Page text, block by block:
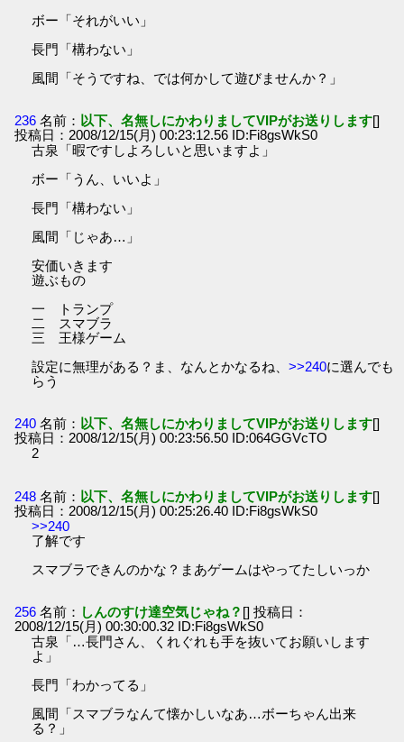
ボー「それがいい」
長門「構わない」
風間「そうですね、では何かして遊びませんか？」
236 名前： 以下、名無しにかわりましてVIPがお送りします[]
投稿日：2008/12/15(月) 00:23:12.56 ID:Fi8gsWkS0
古泉「暇ですしよろしいと思いますよ」
ボー「うん、いいよ」
長門「構わない」
風間「じゃあ…」
安価いきます
遊ぶもの
一 トランプ
二 スマブラ
三 王様ゲーム
設定に無理がある？ま、なんとかなるね、>>240に選んでも
らう
240 名前： 以下、名無しにかわりましてVIPがお送りします[]
投稿日：2008/12/15(月) 00:23:56.50 ID:064GGVcTO
2
248 名前： 以下、名無しにかわりましてVIPがお送りします[]
投稿日：2008/12/15(月) 00:25:26.40 ID:Fi8gsWkS0
>>240
了解です
スマブラできんのかな？まあゲームはやってたしいっか
256 名前： しんのすけ達空気じゃね？ [] 投稿日：
2008/12/15(月) 00:30:00.32 ID:Fi8gsWkS0
古泉「…長門さん、くれぐれも手を抜いてお願いします
よ」
長門「わかってる」
風間「スマブラなんて懐かしいなあ…ボーちゃん出来
る？」